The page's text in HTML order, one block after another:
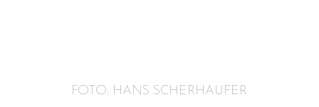
FOTO: HANS SCHERHAUFER